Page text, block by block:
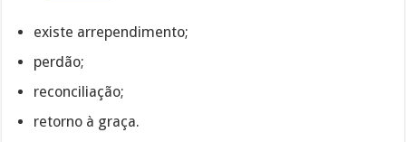
existe arrependimento;
perdão;
reconciliação;
retorno à graça.